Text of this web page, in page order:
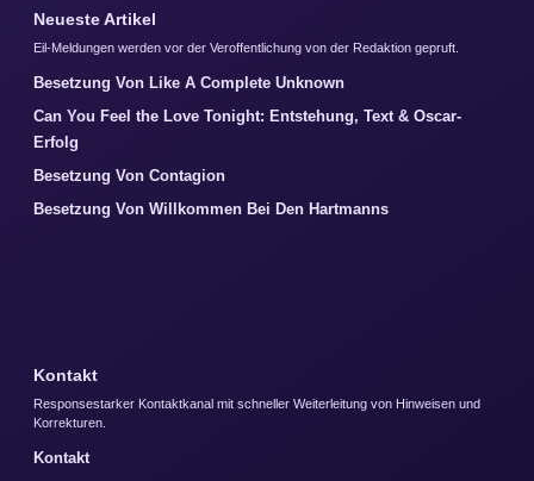
Neueste Artikel
Eil-Meldungen werden vor der Veroffentlichung von der Redaktion gepruft.
Besetzung Von Like A Complete Unknown
Can You Feel the Love Tonight: Entstehung, Text & Oscar-
Erfolg
Besetzung Von Contagion
Besetzung Von Willkommen Bei Den Hartmanns
Kontakt
Responsestarker Kontaktkanal mit schneller Weiterleitung von Hinweisen und
Korrekturen.
Kontakt